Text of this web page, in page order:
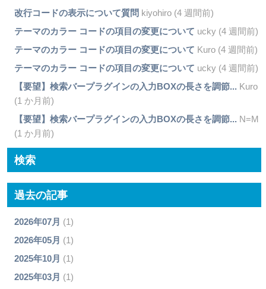
改行コードの表示について質問 kiyohiro (4 週間前)
テーマのカラー コードの項目の変更について ucky (4 週間前)
テーマのカラー コードの項目の変更について Kuro (4 週間前)
テーマのカラー コードの項目の変更について ucky (4 週間前)
【要望】検索バープラグインの入力BOXの長さを調節... Kuro
(1 か月前)
【要望】検索バープラグインの入力BOXの長さを調節... N=M
(1 か月前)
検索
過去の記事
2026年07月 (1)
2026年05月 (1)
2025年10月 (1)
2025年03月 (1)